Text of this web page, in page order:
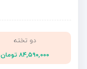
دو تخته
۸۴,۵۹۰,۰۰۰ تومان